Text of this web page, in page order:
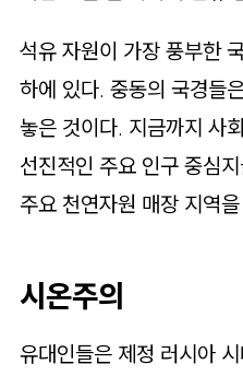
석유 자원이 가장 풍부한
하에 있다. 중동의 국경들
놓은 것이다. 지금까지 사
선진적인 주요 인구 중심
주요 천연자원 매장 지역
시온주의
유대인들은 제정 러시아